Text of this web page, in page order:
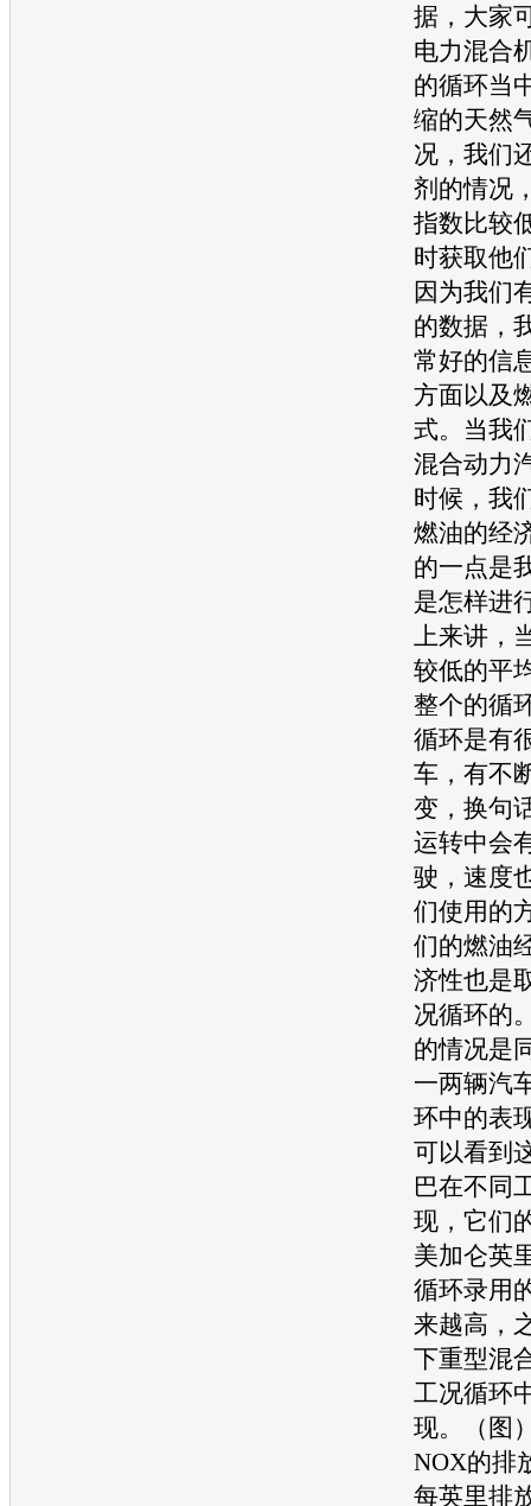
据，大家
电力混合
的循环当
缩的天然
况，我们
剂的情况
指数比较
时获取他
因为我们
的数据，
常好的信
方面以及
式。当我
混合动力
时候，我
燃油的经
的一点是
是怎样进
上来讲，
较低的平
整个的循
循环是有
车，有不
变，换句
运转中会
驶，速度
们使用的
们的燃油
济性也是
况循环的
的情况是
一两辆汽
环中的表
可以看到
巴在不同
现，它们
美加仑英
循环录用
来越高，
下重型混
工况循环
现。（图
NOX的排
每英里排